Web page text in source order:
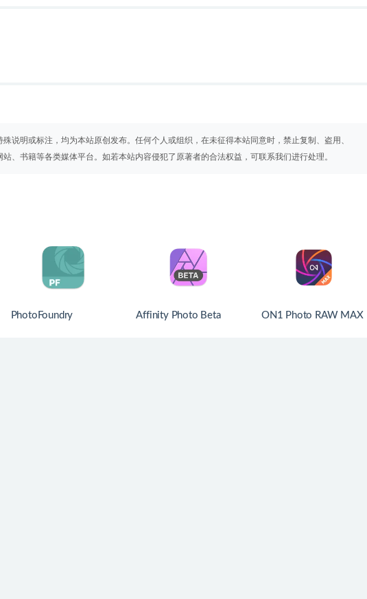
说明或标注，均为本站原创发布。任何个人或组织，在未征得本站同意时，禁止复制、盗用、
、书籍等各类媒体平台。如若本站内容侵犯了原著者的合法权益，可联系我们进行处理。
PhotoFoundry Affinity Photo Beta ON1 Photo RAW MAX